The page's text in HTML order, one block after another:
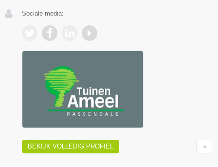
Sociale media:
BEKIJK VOLLEDIG PROFIEL